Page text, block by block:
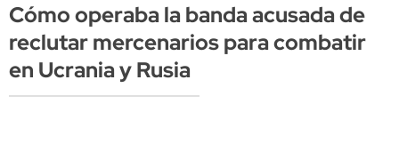
Cómo operaba la banda acusada de
reclutar mercenarios para combatir
en Ucrania y Rusia